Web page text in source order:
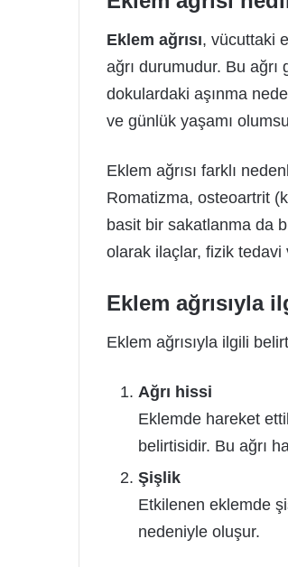
Eklem ağrısı, vücuttaki
ağrı durumudur. Bu
dokulardaki aşınma
ve günlük yaşamı
Eklem ağrısı farklı
Romatizma, osteoartrit
basit bir sakatlanma da
olarak ilaçlar, fizik tedavi
Eklem ağrısıyla
Eklem ağrısıyla ilgili
Ağrı hissi
Eklemde hareket
belirtisidir. Bu ağrı
Şişlik
Etkilenen eklemde
nedeniyle oluşur.